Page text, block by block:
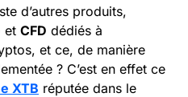
d’autres produits,
et CFD dédiés à
et ce, de manière
? C’est en effet ce
XTB réputée dans le